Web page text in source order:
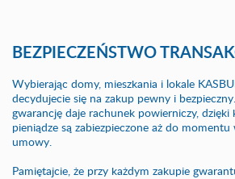
BEZPIECZEŃSTWO
Wybierając domy, mieszkania i lokale
decydujecie się na zakup pewny i
gwarancję daje rachunek powierniczy, dzięki
pieniądze są zabiezpieczone aż do momentu
umowy.
Pamiętajcie, że przy każdym zakupie